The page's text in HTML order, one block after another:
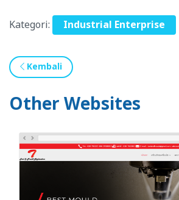
Kategori: Industrial Enterprise
Kembali
Other Websites